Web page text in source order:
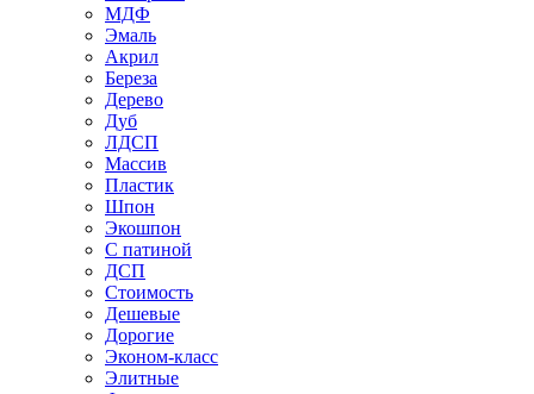
МДФ
Эмаль
Акрил
Береза
Дерево
Дуб
ЛДСП
Массив
Пластик
Шпон
Экошпон
С патиной
ДСП
Стоимость
Дешевые
Дорогие
Эконом-класс
Элитные